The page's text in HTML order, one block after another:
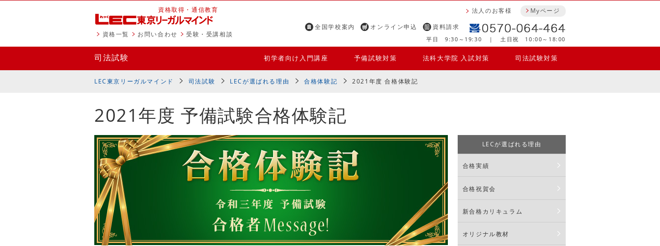
資格取得・通信教育
資格一覧 お問い合わせ 受験・受講相談
全国学校案内 オンライン申込 資料請求
Myページ
法人のお客様
平日 9:30～19:30 ｜ 土日祝 10:00～18:00
司法試験 初学者向け入門講座 予備試験対策 法科大学院 入試対策 司法試験対策
LEC東京リーガルマインド 司法試験 LECが選ばれる理由 合格体験記 2021年度 合格体験記
2021年度 予備試験合格体験記
LECが選ばれる理由
合格実績
合格祝賀会
新合格カリキュラム
オリジナル教材